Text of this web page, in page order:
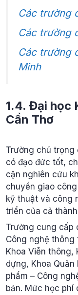
Các trường
Các trường
Các trường
Minh
1.4. Đại học
Cần Thơ
Trường chú trọng
có đạo đức tốt,
cận nghiên cứu
chuyển giao
kỹ thuật và công
triển của cả
Trường cung cấp
Công nghệ thông
Khoa Viễn thông,
dựng, Khoa
phẩm – Công
bản. Mức học phí